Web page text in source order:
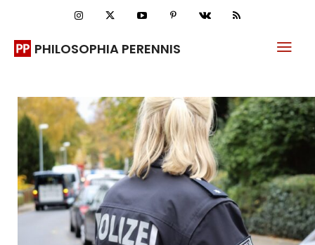
PHILOSOPHIA PERENNIS